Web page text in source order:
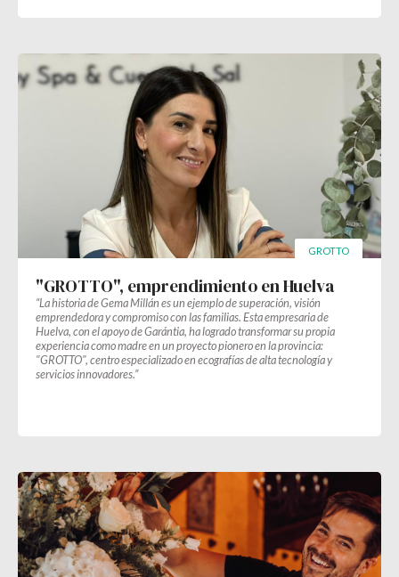
GROTTO
"GROTTO", emprendimiento en Huelva
“La historia de Gema Millán es un ejemplo de superación, visión
emprendedora y compromiso con las familias. Esta empresaria de
Huelva, con el apoyo de Garántia, ha logrado transformar su propia
experiencia como madre en un proyecto pionero en la provincia:
"GROTTO", centro especializado en ecografías de alta tecnología y
servicios innovadores.”